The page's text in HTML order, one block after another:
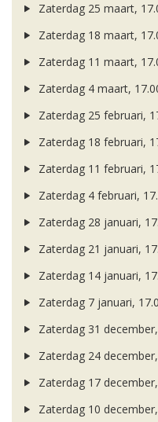
Zaterdag 25 maart,
Zaterdag 18 maart,
Zaterdag 11 maart,
Zaterdag 4 maart,
Zaterdag 25 februari,
Zaterdag 18 februari,
Zaterdag 11 februari,
Zaterdag 4 februari,
Zaterdag 28 januari,
Zaterdag 21 januari,
Zaterdag 14 januari,
Zaterdag 7 januari,
Zaterdag 31
Zaterdag 24
Zaterdag 17
Zaterdag 10